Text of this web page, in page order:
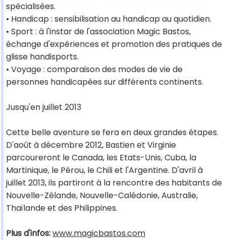
spécialisées.
• Handicap : sensibilisation au handicap au quotidien.
• Sport : à l'instar de l'association Magic Bastos,
échange d'expériences et promotion des pratiques de
glisse handisports.
• Voyage : comparaison des modes de vie de
personnes handicapées sur différents continents.
Jusqu'en juillet 2013
Cette belle aventure se fera en deux grandes étapes.
D'août à décembre 2012, Bastien et Virginie
parcoureront le Canada, les Etats-Unis, Cuba, la
Martinique, le Pérou, le Chili et l'Argentine. D'avril à
juillet 2013, ils partiront à la rencontre des habitants de
Nouvelle-Zélande, Nouvelle-Calédonie, Australie,
Thaïlande et des Philippines.
Plus d'infos:www.magicbastos.com